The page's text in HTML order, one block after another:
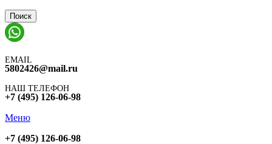
Поиск
EMAIL
5802426@mail.ru
НАШ ТЕЛЕФОН
+7 (495) 126-06-98
Меню
+7 (495) 126-06-98